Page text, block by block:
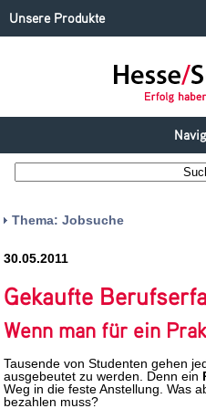
Unsere Produkte
Thema: Jobsuche
30.05.2011
Gekaufte
Wenn man für ein
Tausende von Studenten gehen
ausgebeutet zu werden. Denn ein
Weg in die feste Anstellung. Was
bezahlen muss?